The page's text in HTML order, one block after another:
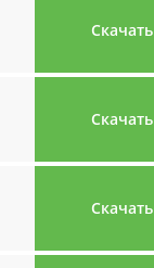
Скачать
Скачать
Скачать